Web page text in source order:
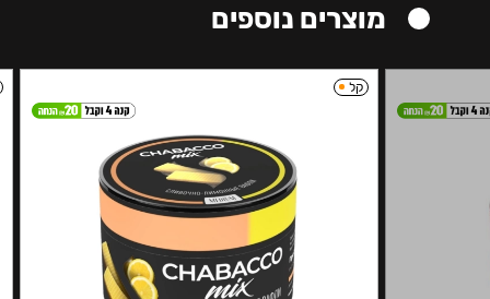
מוצרים נוספים
קל